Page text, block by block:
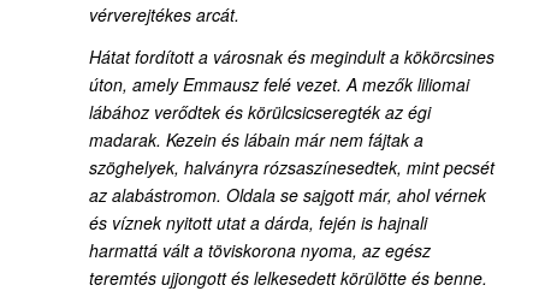
vérverejtékes arcát.
Hátat fordított a városnak és megindult a kökörcsines
úton, amely Emmausz felé vezet. A mezők liliomai
lábához verődtek és körülcsicseregték az égi
madarak. Kezein és lábain már nem fájtak a
szöghelyek, halványra rózsaszínesedtek, mint pecsét
az alabástromon. Oldala se sajgott már, ahol vérnek
és víznek nyitott utat a dárda, fején is hajnali
harmattá vált a töviskorona nyoma, az egész
teremtés ujjongott és lelkesedett körülötte és benne.